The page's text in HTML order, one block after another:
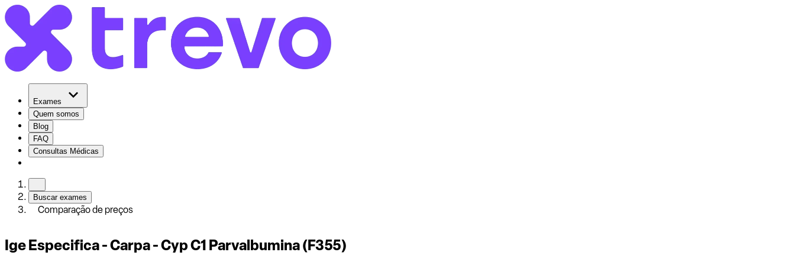
Exames
Quem somos
Blog
FAQ
Consultas Médicas
Buscar exames
Comparação de preços
Ige Especifica - Carpa - Cyp C1 Parvalbumina (F355)